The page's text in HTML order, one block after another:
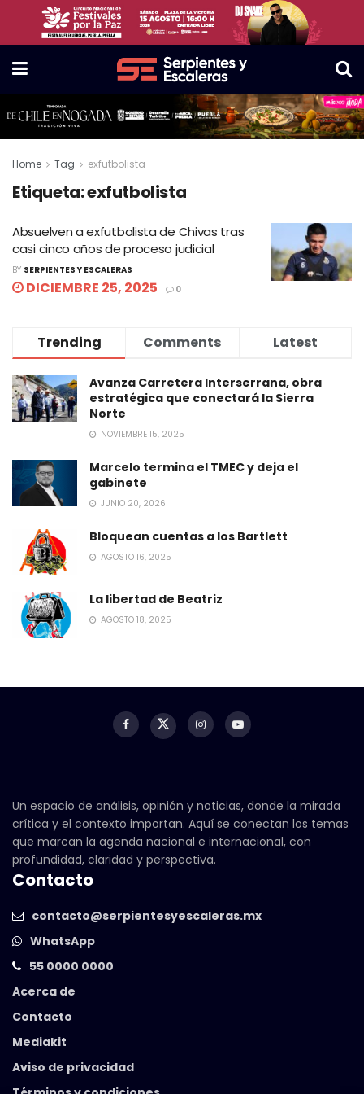
Home Tag exfutbolista
Etiqueta:exfutbolista
Absuelven a exfutbolista de Chivas tras
casi cinco años de proceso judicial
BY SERPIENTES Y ESCALERAS
DICIEMBRE 25, 2025 0
Trending Comments Latest
Avanza Carretera Interserrana, obra
estratégica que conectará la Sierra
Norte
NOVIEMBRE 15, 2025
Marcelo termina el TMEC y deja el
gabinete
JUNIO 20, 2026
Bloquean cuentas a los Bartlett
AGOSTO 16, 2025
La libertad de Beatriz
AGOSTO 18, 2025
Un espacio de análisis, opinión y noticias, donde la mirada
crítica y el contexto importan. Aquí se conectan los temas
que marcan la agenda nacional e internacional, con
profundidad, claridad y perspectiva.
Contacto
contacto@serpientesyescaleras.mx
WhatsApp
55 0000 0000
Acerca de
Contacto
Mediakit
Aviso de privacidad